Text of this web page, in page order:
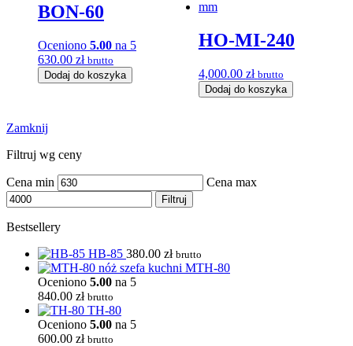
BON-60
Oceniono 5.00 na 5
630.00 zł brutto
Dodaj do koszyka
HO-MI-240
4,000.00 zł brutto
Dodaj do koszyka
Zamknij
Filtruj wg ceny
Cena min Cena max
Filtruj
Bestsellery
HB-85 380.00 zł brutto
MTH-80
Oceniono 5.00 na 5
840.00 zł brutto
TH-80
Oceniono 5.00 na 5
600.00 zł brutto